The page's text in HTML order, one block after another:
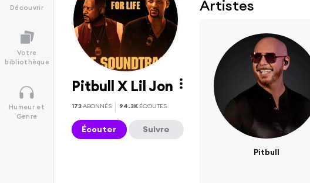
Découvrir
Votre
bibliothèque
Humeur et
Genre
Pitbull X Lil Jon
173ABONNÉS 94.3K ÉCOUTES
Écouter Suivre
Artistes
Pitbull